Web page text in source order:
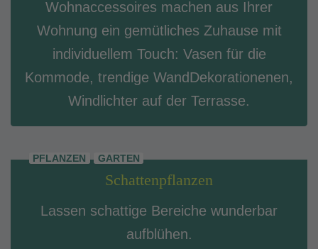
Wohnaccessoires machen aus Ihrer
Wohnung ein gemütliches Zuhause mit
individuellem Touch: Vasen für die
Kommode, trendige WandDekorationenen,
Windlichter auf der Terrasse.
PFLANZEN GARTEN
Schattenpflanzen
Lassen schattige Bereiche wunderbar
aufblühen.